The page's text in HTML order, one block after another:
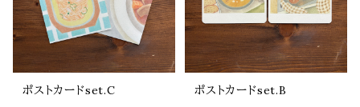
ポストカードset.C
ポストカードset.B